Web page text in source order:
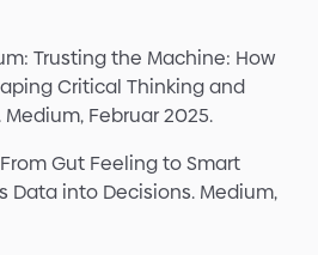
Trusting the Machine: How
Critical Thinking and
Februar 2025.
Gut Feeling to Smart
Data into Decisions. Medium,